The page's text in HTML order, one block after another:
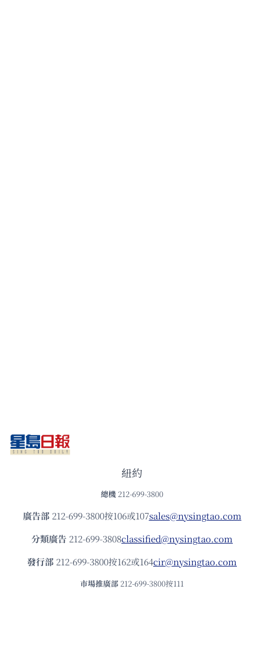
紐約
總機 212-699-3800
廣告部212-699-3800按106或107sales@nysingtao.com
分類廣告 212-699-3808classified@nysingtao.com
發⾏部 212-699-3800按162或164cir@nysingtao.com
市場推廣部 212-699-3800按111